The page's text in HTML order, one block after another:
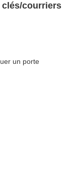
clés/courriers